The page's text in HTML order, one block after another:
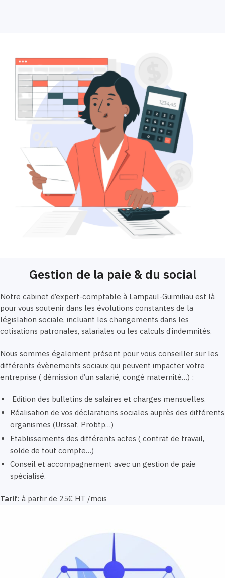
Gestion de la paie & du social
Notre cabinet d’expert-comptable à Lampaul-Guimiliau est là
pour vous soutenir dans les évolutions constantes de la
législation sociale, incluant les changements dans les
cotisations patronales, salariales ou les calculs d’indemnités.
Nous sommes également présent pour vous conseiller sur les
différents évènements sociaux qui peuvent impacter votre
entreprise ( démission d’un salarié, congé maternité…) :
Edition des bulletins de salaires et charges mensuelles.
Réalisation de vos déclarations sociales auprès des différents
organismes (Urssaf, Probtp…)
Etablissements des différents actes ( contrat de travail,
solde de tout compte…)
Conseil et accompagnement avec un gestion de paie
spécialisé.
Tarif: à partir de 25€ HT /mois